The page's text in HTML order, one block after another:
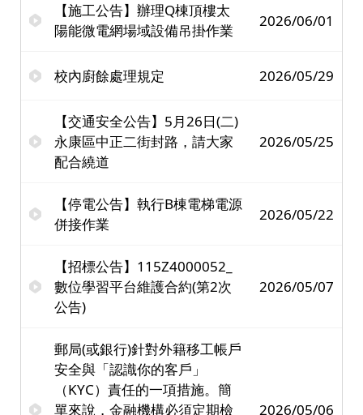
【施工公告】辦理Q棟頂樓太
陽能微電網場域設備吊掛作業
2026/06/01
校內廚餘處理規定 2026/05/29
【交通安全公告】5月26日(二)
永康區中正二街封路，請大家
配合繞道
2026/05/25
【停電公告】執行B棟電梯電源
併接作業
2026/05/22
【招標公告】115Z4000052_
數位學習平台維護合約(第2次
公告)
2026/05/07
郵局(或銀行)針對外籍移工帳戶
安全與「認識你的客戶」
（KYC）責任的一項措施。簡
單來說，金融機構必須定期檢
2026/05/06